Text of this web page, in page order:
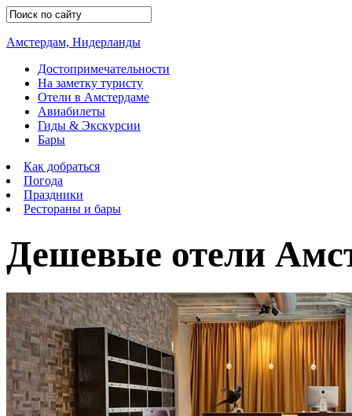
Амстердам, Нидерланды
Достопримечательности
На заметку туристу
Отели в Амстердаме
Авиабилеты
Гиды & Экскурсии
Бары
Как добраться
Погода
Праздники
Рестораны и бары
Дешевые отели